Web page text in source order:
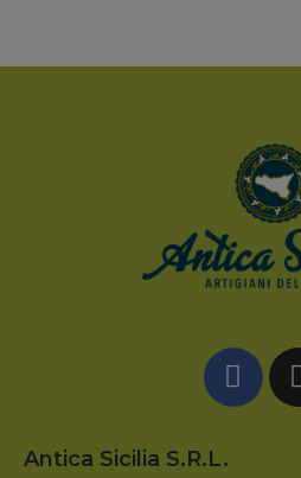
Antica Sicilia S.r.l.